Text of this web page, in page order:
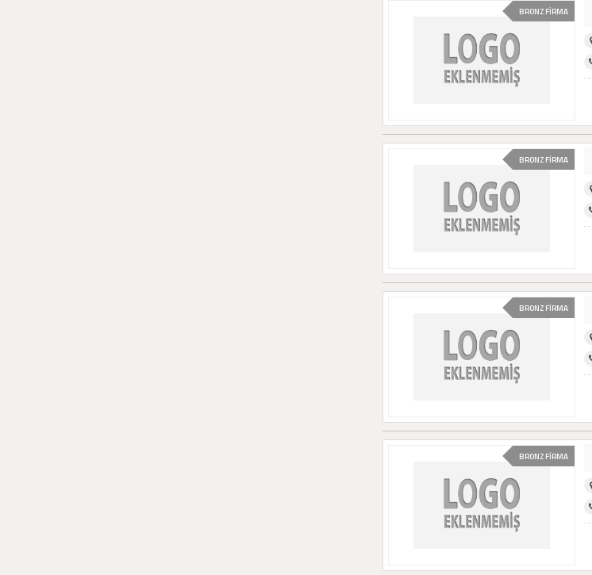
BRONZ FİRMA
BRONZ FİRMA
BRONZ FİRMA
BRONZ FİRMA